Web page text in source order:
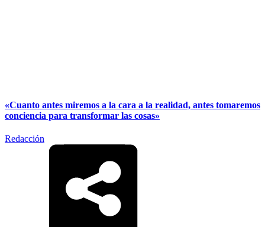
«Cuanto antes miremos a la cara a la realidad, antes tomaremos
conciencia para transformar las cosas»
Redacción